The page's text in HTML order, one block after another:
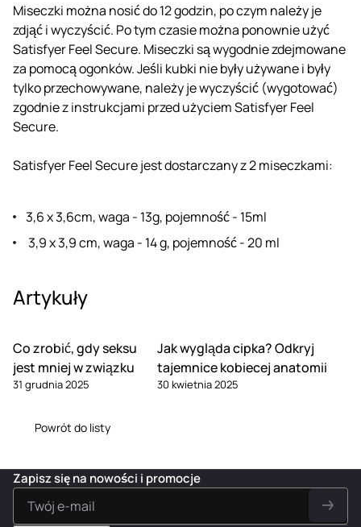
Miseczki można nosić do 12 godzin, po czym należy je
zdjąć i wyczyścić. Po tym czasie można ponownie użyć
Satisfyer Feel Secure. Miseczki są wygodnie zdejmowane
za pomocą ogonków. Jeśli kubki nie były używane i były
tylko przechowywane, należy je wyczyścić (wygotować)
zgodnie z instrukcjami przed użyciem Satisfyer Feel
Secure.
Satisfyer Feel Secure jest dostarczany z 2 miseczkami:
3,6 x 3,6cm, waga - 13g, pojemność - 15ml
3,9 x 3,9 cm, waga - 14 g, pojemność - 20 ml
Artykuły
Co zrobić, gdy seksu
jest mniej w związku
31 grudnia 2025
Jak wygląda cipka? Odkryj
tajemnice kobiecej anatomii
30 kwietnia 2025
Powrót do listy
Zapisz się na nowości i promocje